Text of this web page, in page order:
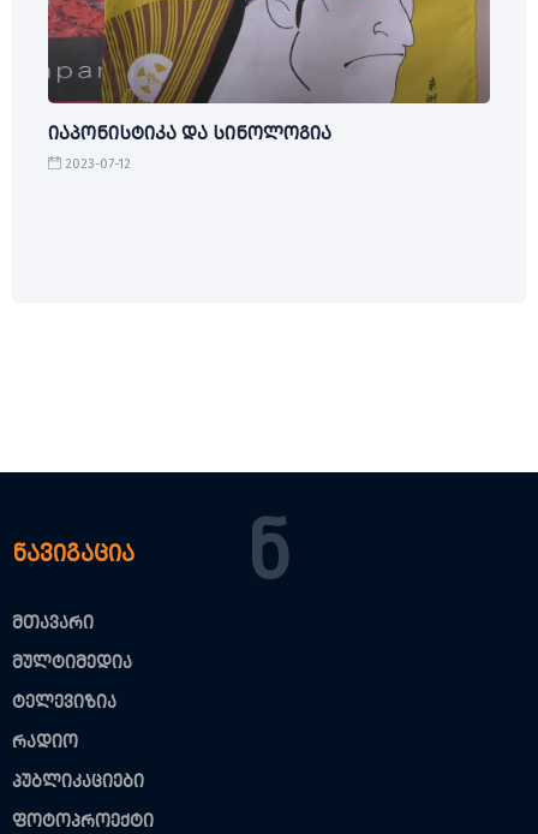
იაპონისტიკა და სინოლოგია
2023-07-12
ნავიგაცია Ნ
მთავარი
მულტიმედია
ტელევიზია
რადიო
პუბლიკაციები
ფოტოპროექტი